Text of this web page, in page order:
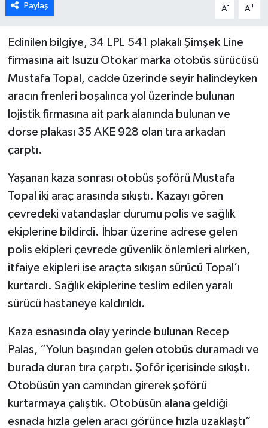
Paylaş A- A+
Edinilen bilgiye, 34 LPL 541 plakalı Şimşek Line
firmasına ait Isuzu Otokar marka otobüs sürücüsü
Mustafa Topal, cadde üzerinde seyir halindeyken
aracın frenleri boşalınca yol üzerinde bulunan
lojistik firmasına ait park alanında bulunan ve
dorse plakası 35 AKE 928 olan tıra arkadan
çarptı.
Yaşanan kaza sonrası otobüs şoförü Mustafa
Topal iki araç arasında sıkıştı. Kazayı gören
çevredeki vatandaşlar durumu polis ve sağlık
ekiplerine bildirdi. İhbar üzerine adrese gelen
polis ekipleri çevrede güvenlik önlemleri alırken,
itfaiye ekipleri ise araçta sıkışan sürücü Topal’ı
kurtardı. Sağlık ekiplerine teslim edilen yaralı
sürücü hastaneye kaldırıldı.
Kaza esnasında olay yerinde bulunan Recep
Palas, “Yolun başından gelen otobüs duramadı ve
burada duran tıra çarptı. Şoför içerisinde sıkıştı.
Otobüsün yan camından girerek şoförü
kurtarmaya çalıştık. Otobüsün alana geldiği
esnada hızla gelen aracı görünce hızla uzaklaştı”